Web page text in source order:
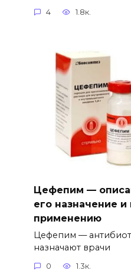
4 1.8к.
Цефепим —
его назначение
применению
Цефепим —
назначают врачи
0 1.3к.